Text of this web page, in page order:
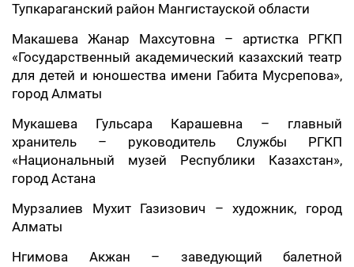
Тупкараганский район Мангистауской области
Макашева Жанар Махсутовна – артистка РГКП
«Государственный академический казахский театр
для детей и юношества имени Габита Мусрепова»,
город Алматы
Мукашева Гульсара Карашевна – главный
хранитель – руководитель Службы РГКП
«Национальный музей Республики Казахстан»,
город Астана
Мурзалиев Мухит Газизович – художник, город
Алматы
Нгимова Акжан – заведующий балетной